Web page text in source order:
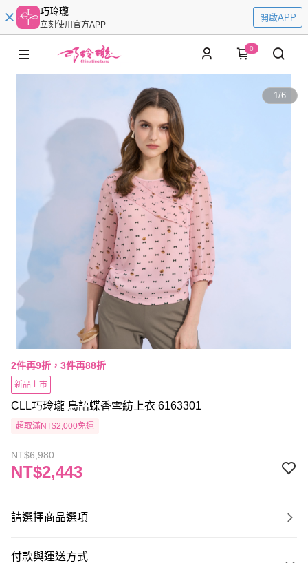
巧玲瓏
立刻使用官方APP
開啟APP
0
1/6
2件再9折，3件再88折
新品上市
CLL巧玲瓏 鳥語蝶香雪紡上衣 6163301
超取滿NT$2,000免運
NT$6,980
NT$2,443
請選擇商品選項
付款與運送方式